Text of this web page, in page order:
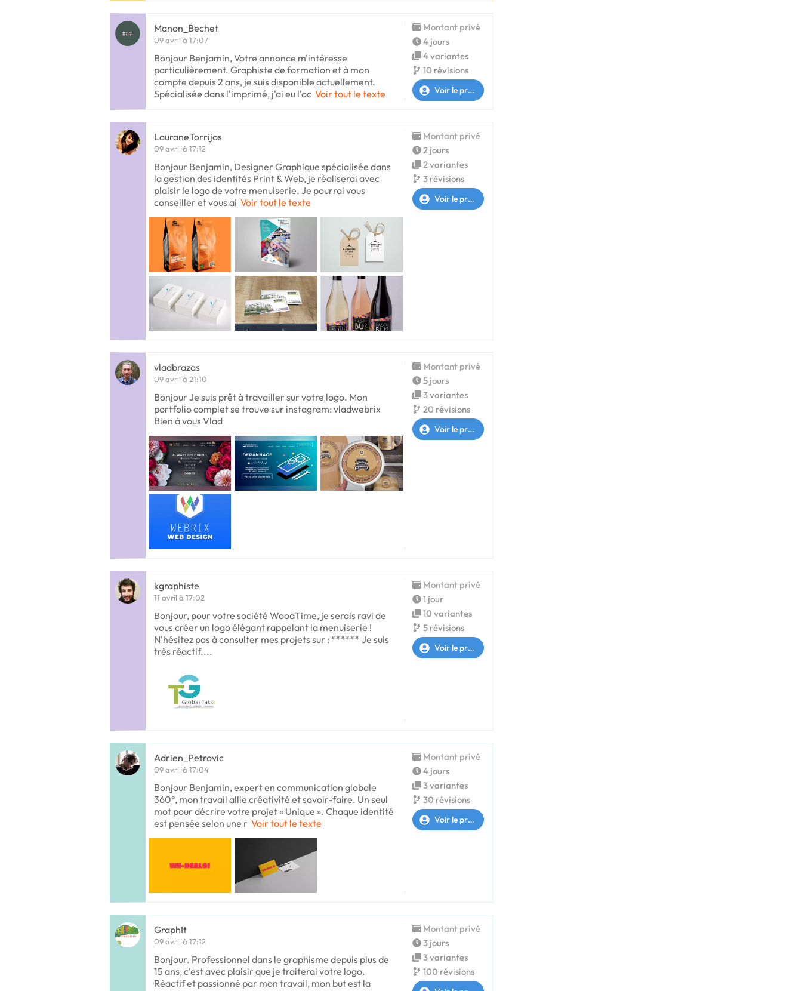
Manon_Bechet
09 avril à 17:07
Bonjour Benjamin, Votre annonce m'intéresse
particulièrement. Graphiste de formation et à mon
compte depuis 2 ans, je suis disponible actuellement.
Spécialisée dans l'imprimé, j'ai eu l'oc Voir tout le texte
Montant privé
4 jours
4 variantes
10 révisions
Voir le profil
LauraneTorrijos
09 avril à 17:12
Bonjour Benjamin, Designer Graphique spécialisée dans
la gestion des identités Print & Web, je réaliserai avec
plaisir le logo de votre menuiserie. Je pourrai vous
conseiller et vous ai Voir tout le texte
Montant privé
2 jours
2 variantes
3 révisions
Voir le profil
vladbrazas
09 avril à 21:10
Bonjour Je suis prêt à travailler sur votre logo. Mon
portfolio complet se trouve sur instagram: vladwebrix
Bien à vous Vlad
Montant privé
5 jours
3 variantes
20 révisions
Voir le profil
kgraphiste
11 avril à 17:02
Bonjour, pour votre société WoodTime, je serais ravi de
vous créer un logo élégant rappelant la menuiserie !
N'hésitez pas à consulter mes projets sur : ****** Je suis
très réactif....
Montant privé
1 jour
10 variantes
5 révisions
Voir le profil
Adrien_Petrovic
09 avril à 17:04
Bonjour Benjamin, expert en communication globale
360°, mon travail allie créativité et savoir-faire. Un seul
mot pour décrire votre projet « Unique ». Chaque identité
est pensée selon une r Voir tout le texte
Montant privé
4 jours
3 variantes
30 révisions
Voir le profil
GraphIt
09 avril à 17:12
Bonjour. Professionnel dans le graphisme depuis plus de
15 ans, c'est avec plaisir que je traiterai votre logo.
Réactif et passionné par mon travail, mon but est la
Montant privé
3 jours
3 variantes
100 révisions